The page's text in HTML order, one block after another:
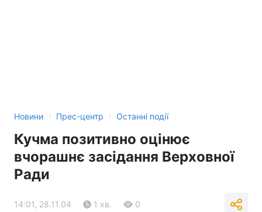
Новини › Прес-центр › Останні події
Кучма позитивно оцінює
вчорашнє засідання Верховної
Ради
14:01, 28.11.04 1 хв. 0